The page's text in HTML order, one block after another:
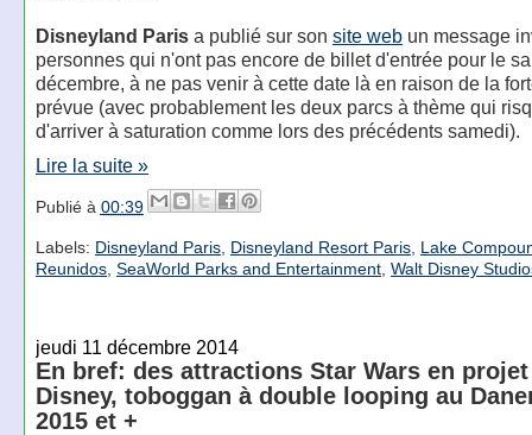
Disneyland Parisa publié sur son site webun message
personnes qui n'ont pas encore de billet d'entrée pour le
décembre, à ne pas venir à cette date là en raison de la
prévue (avec probablement les deux parcs à thème qui
d'arriver à saturation comme lors des précédents samedi).
Lire la suite »
Publié à 00:39
Labels: Disneyland Paris, Disneyland Resort Paris, Lake
Reunidos, SeaWorld Parks and Entertainment, Walt Disney
jeudi 11 décembre 2014
En bref: des attractions Star Wars en
Disney, toboggan à double looping au
2015 et +